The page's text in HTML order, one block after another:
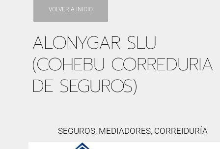
VOLVER A INICIO
ALONYGAR SLU
(COHEBU CORREDURIA
DE SEGUROS)
SEGUROS, MEDIADORES, CORREIDURÍA